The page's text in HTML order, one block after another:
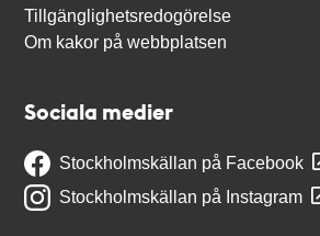
Tillgänglighetsredogörelse
Om kakor på webbplatsen
Sociala medier
Stockholmskällan på Facebook
Stockholmskällan på Instagram